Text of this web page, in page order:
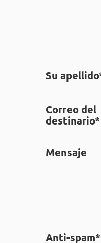
Su
Correo del
destinario*
Mensaje
Anti-spam*